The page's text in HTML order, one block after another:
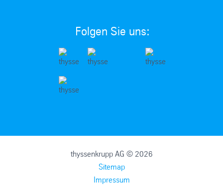
Folgen Sie uns:
thyssenkrupp AG © 2026
Sitemap
Impressum